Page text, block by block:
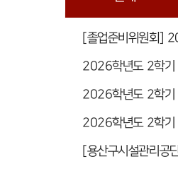
[졸업준비위원회]
2026학년도 2학기
2026학년도 2학기
2026학년도 2학기
[용산구시설관리공